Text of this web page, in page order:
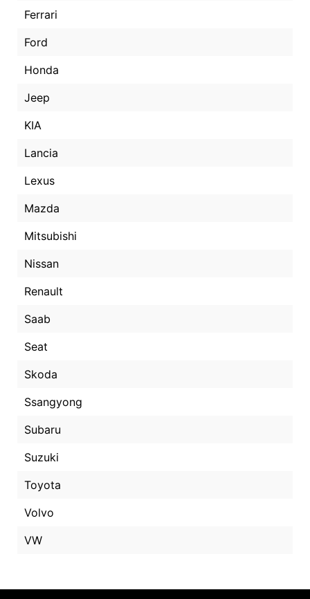
Ferrari
Ford
Honda
Jeep
KIA
Lancia
Lexus
Mazda
Mitsubishi
Nissan
Renault
Saab
Seat
Skoda
Ssangyong
Subaru
Suzuki
Toyota
Volvo
VW